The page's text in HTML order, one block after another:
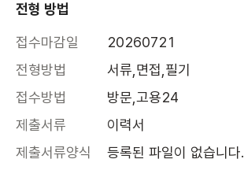
전형 방법
접수마감일
20260721
전형방법
서류,면접,필기
접수방법
방문,고용24
제출서류
이력서
제출서류양식
등록된 파일이 없습니다.